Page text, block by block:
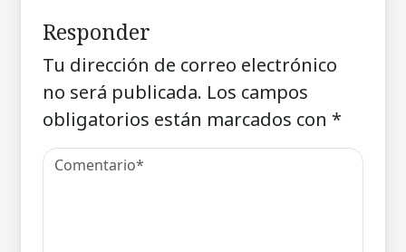
Responder
Tu dirección de correo electrónico
no será publicada. Los campos
obligatorios están marcados con *